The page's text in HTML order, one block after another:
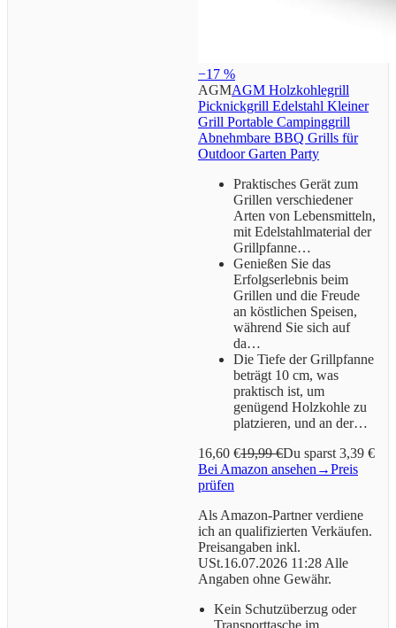
−17 %
AGMAGM Holzkohlegrill
Picknickgrill Edelstahl Kleiner
Grill Portable Campinggrill
Abnehmbare BBQ Grills für
Outdoor Garten Party
Praktisches Gerät zum
Grillen verschiedener
Arten von Lebensmitteln,
mit Edelstahlmaterial der
Grillpfanne…
Genießen Sie das
Erfolgserlebnis beim
Grillen und die Freude
an köstlichen Speisen,
während Sie sich auf
da…
Die Tiefe der Grillpfanne
beträgt 10 cm, was
praktisch ist, um
genügend Holzkohle zu
platzieren, und an der…
16,60 €19,99 €Du sparst 3,39 €
Bei Amazon ansehen →Preis
prüfen
Als Amazon-Partner verdiene
ich an qualifizierten Verkäufen.
Preisangaben inkl.
USt.16.07.2026 11:28 Alle
Angaben ohne Gewähr.
Kein Schutzüberzug oder
Transporttasche im